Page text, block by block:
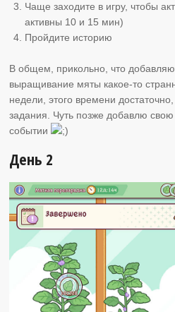
Чаще заходите в игру, чтобы
активны 10 и 15 мин)
Пройдите историю
В общем, прикольно, что
выращивание мяты какое-то
недели, этого времени
задания. Чуть позже добавлю
событии
День 2